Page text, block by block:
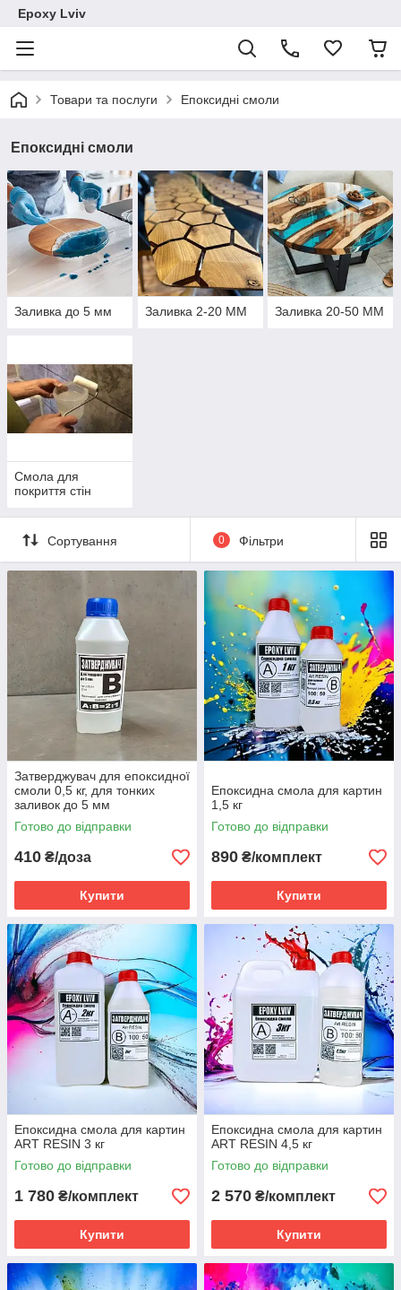
Epoxy Lviv
Товари та послуги Епоксидні смоли
Епоксидні смоли
Заливка до 5 мм Заливка 2-20 ММ Заливка 20-50 ММ
Смола для
покриття стін
Сортування 0 Фільтри
Затверджувач для епоксидної
смоли 0,5 кг, для тонких
заливок до 5 мм
Готово до відправки
410 ₴/доза
Купити
Епоксидна смола для картин
1,5 кг
Готово до відправки
890 ₴/комплект
Купити
Епоксидна смола для картин
ART RESIN 3 кг
Готово до відправки
1 780 ₴/комплект
Купити
Епоксидна смола для картин
ART RESIN 4,5 кг
Готово до відправки
2 570 ₴/комплект
Купити